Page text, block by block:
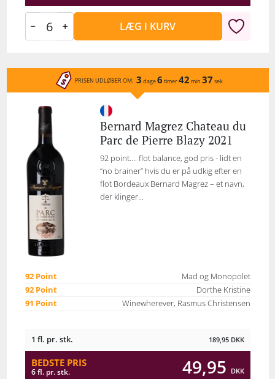
LÆG I KURV
PRISEN UDLØBER OM: 3 dage6 timer42 min 37 sek
Bernard Magrez Chateau du
Parc de Pierre Blazy 2021
92 point.... flot balance, god pris - lidt en
“no brainer” hvis du er på udkig efter en
flot Bordeaux Bernard Magrez – et navn,
der klinger...
92 Point
Mad og Monopolet
92 Point
Dorthe Kristine
91 Point
Winewherever, Rasmus Christensen
1 fl. pr. stk. 189,95 DKK
BEDSTE PRIS
6 fl. pr. stk. 49,95 DKK